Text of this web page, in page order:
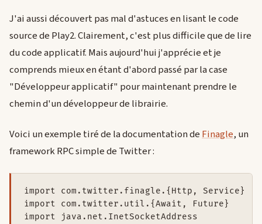
J'ai aussi découvert pas mal d'astuces en lisant le code
source de Play2. Clairement, c'est plus difficile que de lire
du code applicatif. Mais aujourd'hui j'apprécie et je
comprends mieux en étant d'abord passé par la case
"Développeur applicatif" pour maintenant prendre le
chemin d'un développeur de librairie.
Voici un exemple tiré de la documentation de Finagle, un
framework RPC simple de Twitter :
import com.twitter.finagle.{Http, Service}
import com.twitter.util.{Await, Future}
import java.net.InetSocketAddress